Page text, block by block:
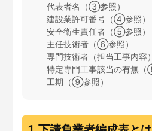
代表者名（③参照）
建設業許可番号（④参照）
安全衛生責任者（⑤参照）
主任技術者（⑥参照）
専門技術者（担当工事内容
特定専門工事該当の有無（
工期（⑨参照）